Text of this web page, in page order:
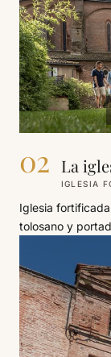
02
IGLESIA
La
Iglesia
tolosano y